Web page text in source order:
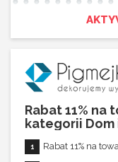
Rabat 11% na
kategorii
Rabat 11% na